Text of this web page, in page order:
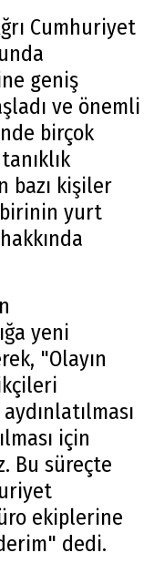
Cumhuriyet
geniş
ve önemli
birçok
bazı kişiler
yurt
yeni
"Olayın
için
Bu süreçte
ekiplerine
dedi.